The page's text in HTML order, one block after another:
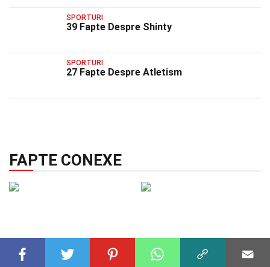
SPORTURI
39 Fapte Despre Shinty
SPORTURI
27 Fapte Despre Atletism
FAPTE CONEXE